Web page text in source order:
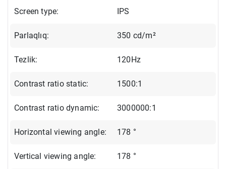
Screen type: IPS
Parlaqlıq: 350 cd/m²
Tezlik: 120Hz
Contrast ratio static: 1500:1
Contrast ratio dynamic: 3000000:1
Horizontal viewing angle: 178 °
Vertical viewing angle:
178 °